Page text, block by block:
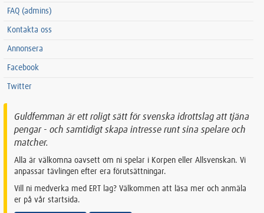
FAQ (admins)
Kontakta oss
Annonsera
Facebook
Twitter
Guldfemman är ett roligt sätt för svenska idrottslag att tjäna
pengar - och samtidigt skapa intresse runt sina spelare och
matcher.
Alla är välkomna oavsett om ni spelar i Korpen eller Allsvenskan. Vi
anpassar tävlingen efter era förutsättningar.
Vill ni medverka med ERT lag? Välkommen att läsa mer och anmäla
er på vår startsida.